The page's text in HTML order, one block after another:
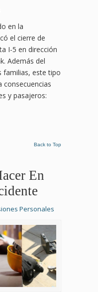
en la
el cierre de
I-5 en dirección
Además del
familias, este tipo
consecuencias
y pasajeros:
Back to Top
En
Personales